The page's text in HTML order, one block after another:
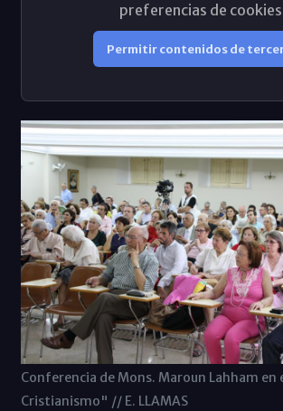
preferencias de
Permitir contenidos de
Conferencia de Mons. Maroun Lahham en
Cristianismo" // E. LLAMAS